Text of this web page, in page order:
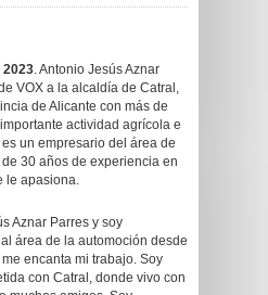
2023. Antonio Jesús Aznar
VOX a la alcaldía de Catral,
de Alicante con más de
actividad agrícola e
un empresario del área de
30 años de experiencia en
le apasiona.
Aznar Parres y soy
área de la automoción desde
encanta mi trabajo. Soy
con Catral, donde vivo con